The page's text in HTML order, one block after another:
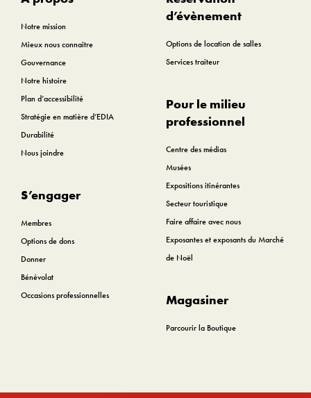
Notre mission
Mieux nous connaitre
Gouvernance
Notre histoire
Plan d’accessibilité
Stratégie en matière d’EDIA
Durabilité
Nous joindre
S’engager
Membres
Options de dons
Donner
Bénévolat
Occasions professionnelles
d’évènement
Options de location de salles
Services traiteur
Pour le milieu
professionnel
Centre des médias
Musées
Expositions itinérantes
Secteur touristique
Faire affaire avec nous
Exposantes et exposants du Marché
de Noël
Magasiner
Parcourir la Boutique